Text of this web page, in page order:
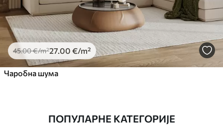
45.00€/m²27.00 €/m²
Чаробна шума
ПОПУЛАРНЕ КАТЕГОРИЈЕ